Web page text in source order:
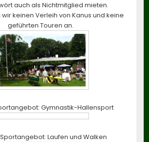
auch als Nichtmitglied mieten.
keinen Verleih von Kanus und keine
geführten Touren an.
Gymnastik-Hallensport
Laufen und Walken